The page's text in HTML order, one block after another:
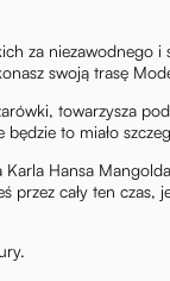
za niezawodnego i
swoją trasę
towarzysza
będzie to miało
Karla Hansa
przez cały ten czas,